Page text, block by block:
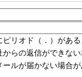
リオド（．）があ
らの返信ができな
ルが届かない場合